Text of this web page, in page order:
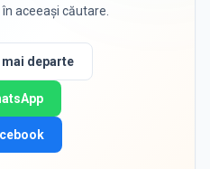
aceeași căutare.
departe